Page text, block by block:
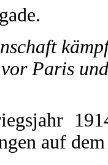
Paris
auf